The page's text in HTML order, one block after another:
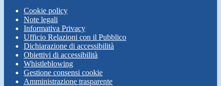
Cookie policy
Note legali
Informativa Privacy
Ufficio Relazioni con il Pubblico
Dichiarazione di accessibilità
Obiettivi di accessibilità
Whistleblowing
Gestione consensi cookie
Amministrazione trasparente